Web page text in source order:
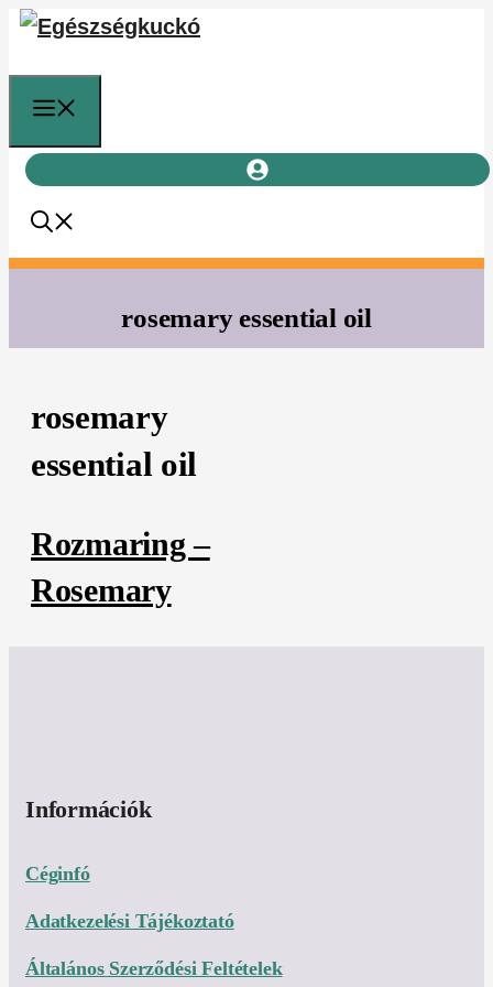
Kilépés
rosemary essential oil
rosemary
essential oil
Rozmaring –
Rosemary
Információk
Céginfó
Adatkezelési Tájékoztató
Általános Szerződési Feltételek